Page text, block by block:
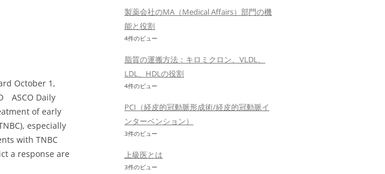
October 1,
ASCO Daily
of early
especially
with TNBC
a response are
製薬会社のMA（Medical Affairs）部門の機
能と役割
4件のビュー
脂質の運搬方法：キロミクロン、VLDL、
LDL、HDLの役割
4件のビュー
PCI（経皮的冠動脈形成術/経皮的冠動脈イ
ンターベンション）
3件のビュー
上級医とは
3件のビュー